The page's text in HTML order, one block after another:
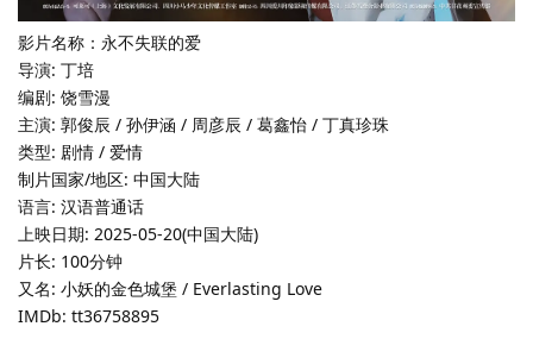
影片名称：永不失联的爱
导演: 丁培
编剧: 饶雪漫
主演: 郭俊辰 / 孙伊涵 / 周彦辰 / 葛鑫怡 / 丁真珍珠
类型: 剧情 / 爱情
制片国家/地区: 中国大陆
语言: 汉语普通话
上映日期: 2025-05-20(中国大陆)
片长: 100分钟
又名: 小妖的金色城堡 / Everlasting Love
IMDb: tt36758895